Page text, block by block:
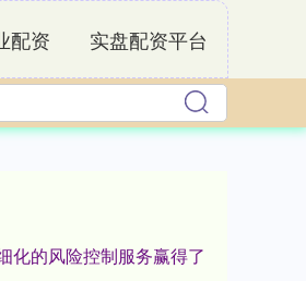
配资 实盘配资平台
化的风险控制服务赢得了